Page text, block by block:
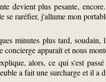
devient plus pesante,
se raréfier, j'allume mon
minutes plus tard, soudain,
concierge apparaît et nous
alors, ce qui s'est
a fait une surcharge et il a